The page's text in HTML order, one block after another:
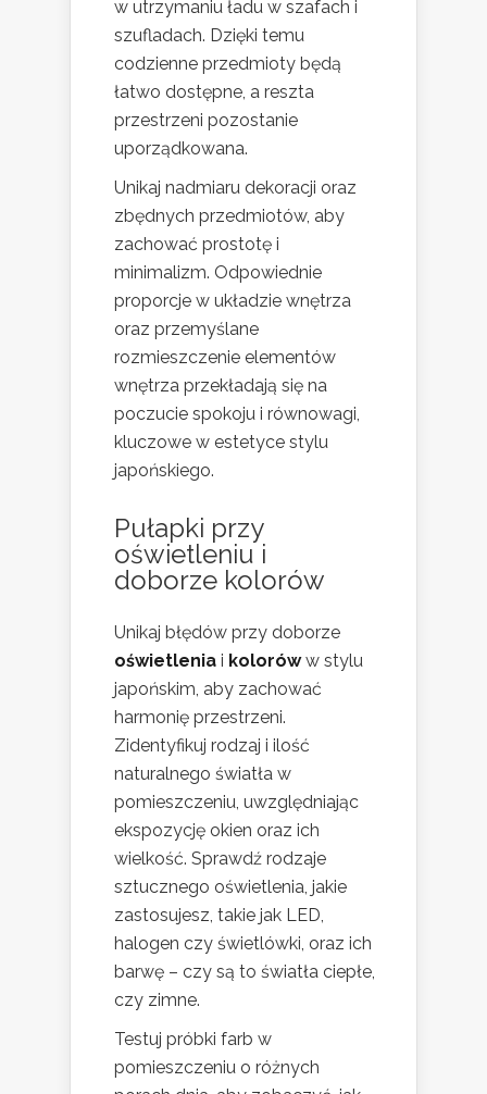
w utrzymaniu ładu w szafach i
szufladach. Dzięki temu
codzienne przedmioty będą
łatwo dostępne, a reszta
przestrzeni pozostanie
uporządkowana.
Unikaj nadmiaru dekoracji oraz
zbędnych przedmiotów, aby
zachować prostotę i
minimalizm. Odpowiednie
proporcje w układzie wnętrza
oraz przemyślane
rozmieszczenie elementów
wnętrza przekładają się na
poczucie spokoju i równowagi,
kluczowe w estetyce stylu
japońskiego.
Pułapki przy
oświetleniu i
doborze kolorów
Unikaj błędów przy doborze
oświetlenia i koloróww stylu
japońskim, aby zachować
harmonię przestrzeni.
Zidentyfikuj rodzaj i ilość
naturalnego światła w
pomieszczeniu, uwzględniając
ekspozycję okien oraz ich
wielkość. Sprawdź rodzaje
sztucznego oświetlenia, jakie
zastosujesz, takie jak LED,
halogen czy świetlówki, oraz ich
barwę – czy są to światła ciepłe,
czy zimne.
Testuj próbki farb w
pomieszczeniu o różnych